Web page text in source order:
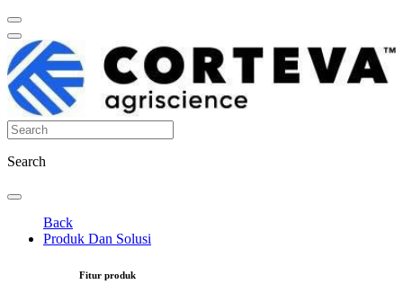
Search
Back
Produk Dan Solusi
Fitur produk